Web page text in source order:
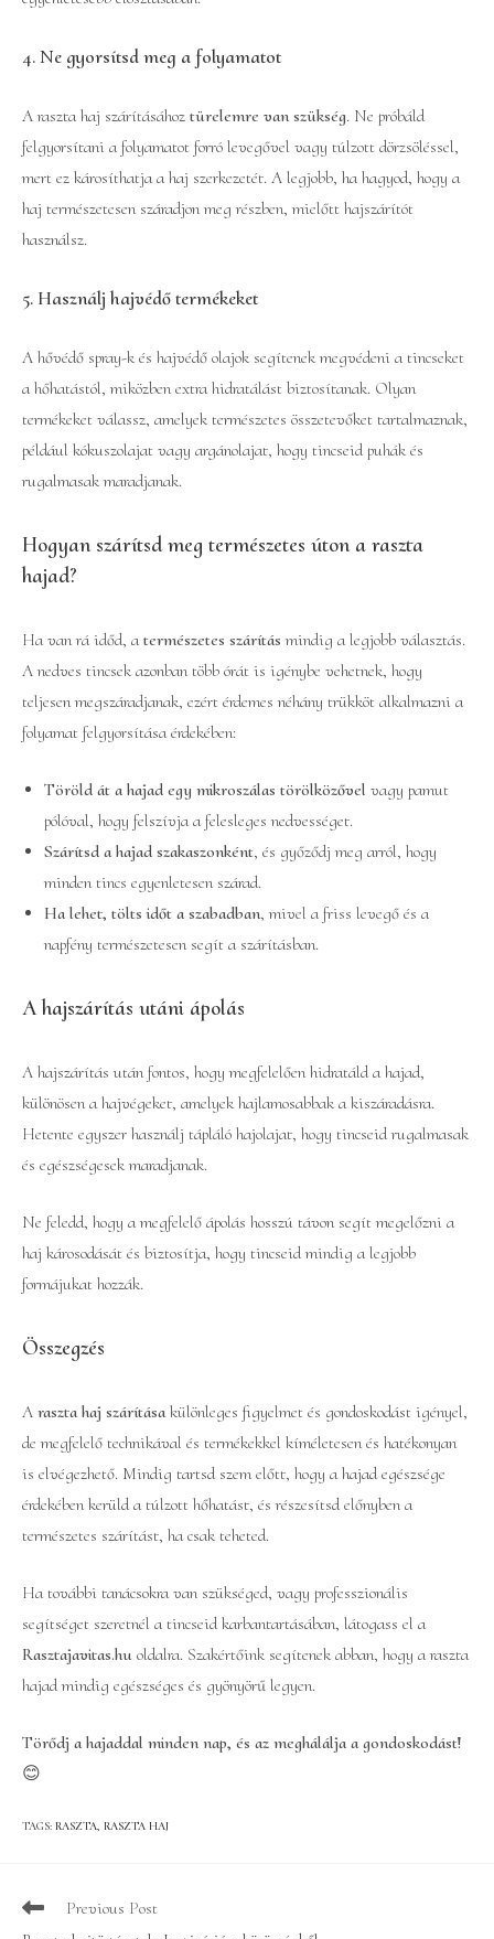
4.Ne gyorsítsd meg a folyamatot
A raszta haj szárításához türelemre van szükség. Ne próbáld
felgyorsítani a folyamatot forró levegővel vagy túlzott dörzsöléssel,
mert ez károsíthatja a haj szerkezetét. A legjobb, ha hagyod, hogy a
haj természetesen száradjon meg részben, mielőtt hajszárítót
használsz.
5. Használj hajvédő termékeket
A hővédő spray-k és hajvédő olajok segítenek megvédeni a tincseket
a hőhatástól, miközben extra hidratálást biztosítanak. Olyan
termékeket válassz, amelyek természetes összetevőket tartalmaznak,
például kókuszolajat vagy argánolajat, hogy tincseid puhák és
rugalmasak maradjanak.
Hogyan szárítsd meg természetes úton a raszta
hajad?
Ha van rá időd, a természetes szárítás mindig a legjobb választás.
A nedves tincsek azonban több órát is igénybe vehetnek, hogy
teljesen megszáradjanak, ezért érdemes néhány trükköt alkalmazni a
folyamat felgyorsítása érdekében:
Töröld át a hajad egy mikroszálas törölközővel vagy pamut
pólóval, hogy felszívja a felesleges nedvességet.
Szárítsd a hajad szakaszonként, és győződj meg arról, hogy
minden tincs egyenletesen szárad.
Ha lehet, tölts időt a szabadban, mivel a friss levegő és a
napfény természetesen segít a szárításban.
A hajszárítás utáni ápolás
A hajszárítás után fontos, hogy megfelelően hidratáld a hajad,
különösen a hajvégeket, amelyek hajlamosabbak a kiszáradásra.
Hetente egyszer használj tápláló hajolajat, hogy tincseid rugalmasak
és egészségesek maradjanak.
Ne feledd, hogy a megfelelő ápolás hosszú távon segít megelőzni a
haj károsodását és biztosítja, hogy tincseid mindig a legjobb
formájukat hozzák.
Összegzés
A raszta haj szárítása különleges figyelmet és gondoskodást igényel,
de megfelelő technikával és termékekkel kíméletesen és hatékonyan
is elvégezhető. Mindig tartsd szem előtt, hogy a hajad egészsége
érdekében kerüld a túlzott hőhatást, és részesítsd előnyben a
természetes szárítást, ha csak teheted.
Ha további tanácsokra van szükséged, vagy professzionális
segítséget szeretnél a tincseid karbantartásában, látogass el a
Rasztajavitas.hu oldalra. Szakértőink segítenek abban, hogy a raszta
hajad mindig egészséges és gyönyörű legyen.
Törődj a hajaddal minden nap, és az meghálálja a gondoskodást!
😊
TAGS: RASZTA, RASZTA HAJ
Read
Previous Post